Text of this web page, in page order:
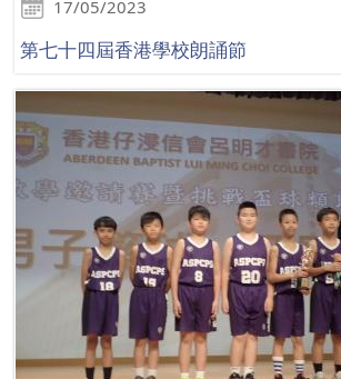
17/05/2023
第七十四屆香港學校朗誦節